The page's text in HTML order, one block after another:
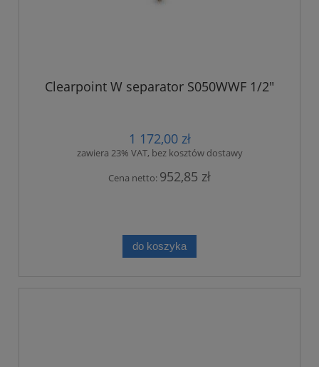
Clearpoint W separator S050WWF 1/2"
1 172,00 zł
zawiera 23% VAT, bez kosztów dostawy
Cena netto: 952,85 zł
do koszyka